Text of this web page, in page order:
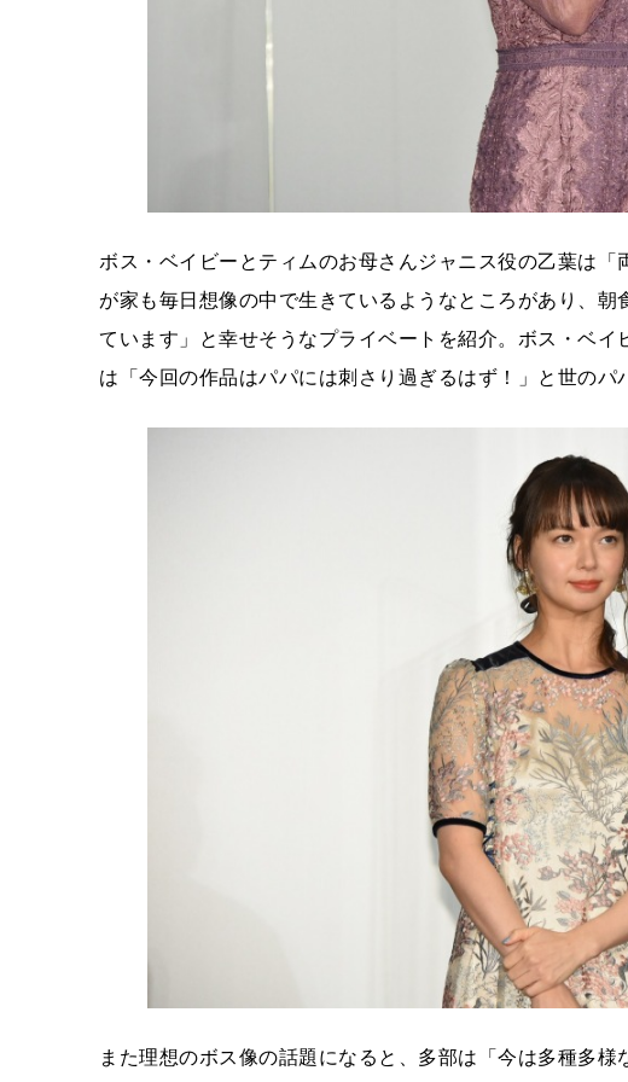
ボス・ベイビーとティムのお母さんジャニス役の乙葉は
が家も毎日想像の中で生きているようなところがあり、
ています」と幸せそうなプライベートを紹介。ボス・ベ
は「今回の作品はパパには刺さり過ぎるはず！」と世のパ
また理想のボス像の話題になると、多部は「今は多種多